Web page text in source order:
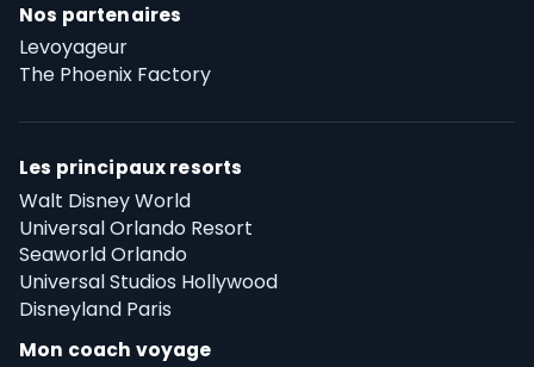
Nos partenaires
Levoyageur
The Phoenix Factory
Les principaux resorts
Walt Disney World
Universal Orlando Resort
Seaworld Orlando
Universal Studios Hollywood
Disneyland Paris
Mon coach voyage